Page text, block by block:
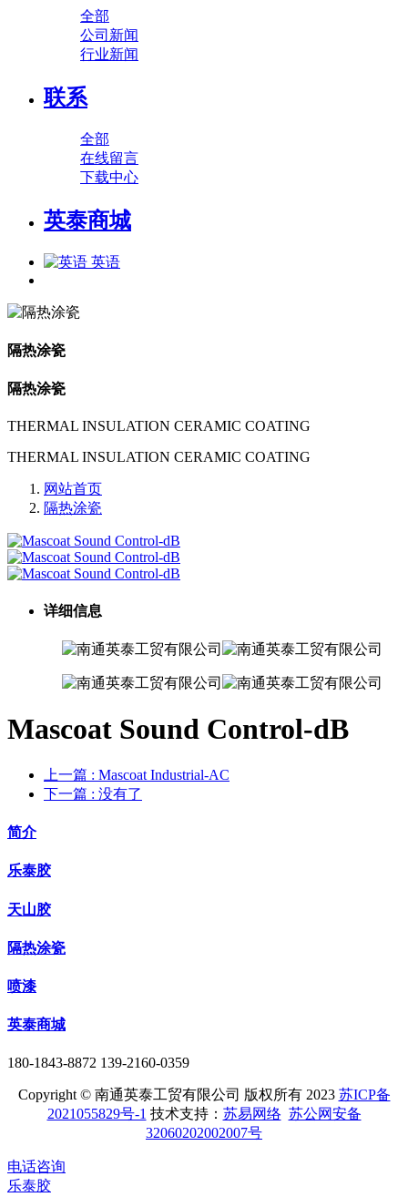
全部
公司新闻
行业新闻
联系
全部
在线留言
下载中心
英泰商城
英语
隔热涂瓷
隔热涂瓷
THERMAL INSULATION CERAMIC COATING
THERMAL INSULATION CERAMIC COATING
网站首页
隔热涂瓷
详细信息
Mascoat Sound Control-dB
上一篇 : Mascoat Industrial-AC
下一篇 : 没有了
简介
乐泰胶
天山胶
隔热涂瓷
喷漆
英泰商城
180-1843-8872 139-2160-0359
Copyright © 南通英泰工贸有限公司 版权所有 2023 苏ICP备
2021055829号-1 技术支持： 苏易网络 苏公网安备
32060202002007号
电话咨询
乐泰胶